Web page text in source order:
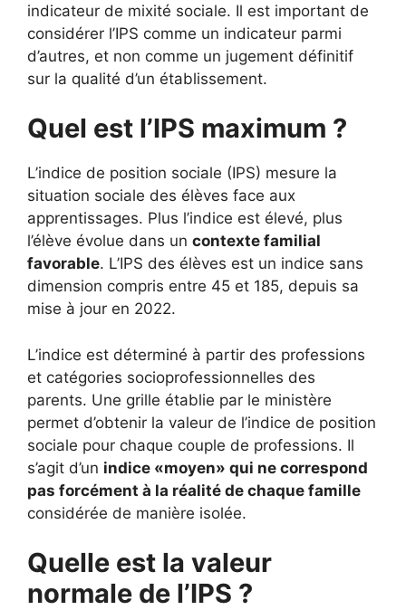
indicateur de mixité sociale. Il est important de
considérer l’IPS comme un indicateur parmi
d’autres, et non comme un jugement définitif
sur la qualité d’un établissement.
Quel est l’IPS maximum ?
L’indice de position sociale (IPS) mesure la
situation sociale des élèves face aux
apprentissages. Plus l’indice est élevé, plus
l’élève évolue dans un contexte familial
favorable. L’IPS des élèves est un indice sans
dimension compris entre 45 et 185, depuis sa
mise à jour en 2022.
L’indice est déterminé à partir des professions
et catégories socioprofessionnelles des
parents. Une grille établie par le ministère
permet d’obtenir la valeur de l’indice de position
sociale pour chaque couple de professions. Il
s’agit d’un indice «moyen» qui ne correspond
pas forcément à la réalité de chaque famille
considérée de manière isolée.
Quelle est la valeur
normale de l’IPS ?